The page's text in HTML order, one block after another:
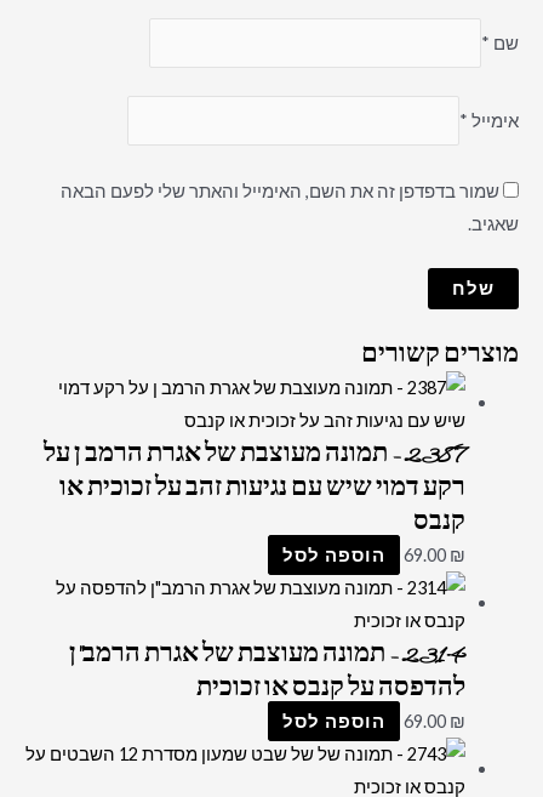
שם *
אימייל *
שמור בדפדפן זה את השם, האימייל והאתר שלי לפעם הבאה
שאגיב.
מוצרים קשורים
2387 – תמונה מעוצבת של אגרת הרמב ן על
רקע דמוי שיש עם נגיעות זהב על זכוכית או
קנבס
69.00 ₪ הוספה לסל
2314 – תמונה מעוצבת של אגרת הרמב"ן
להדפסה על קנבס או זכוכית
69.00 ₪ הוספה לסל